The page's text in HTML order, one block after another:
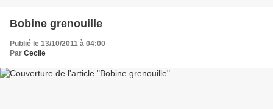
Bobine grenouille
Publié le 13/10/2011 à 04:00
Par Cecile